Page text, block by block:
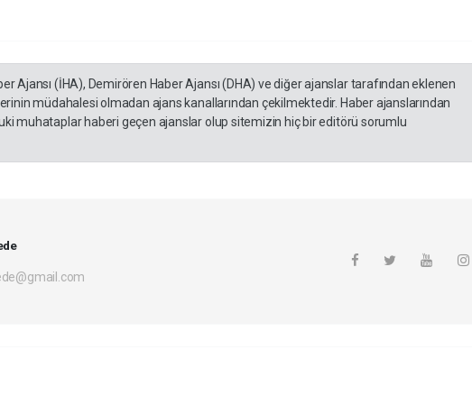
Ajansı (İHA), Demirören Haber Ajansı (DHA) ve diğer ajanslar tarafından eklenen
müdahalesi olmadan ajans kanallarından çekilmektedir. Haber ajanslarından
muhataplar haberi geçen ajanslar olup sitemizin hiç bir editörü sorumlu